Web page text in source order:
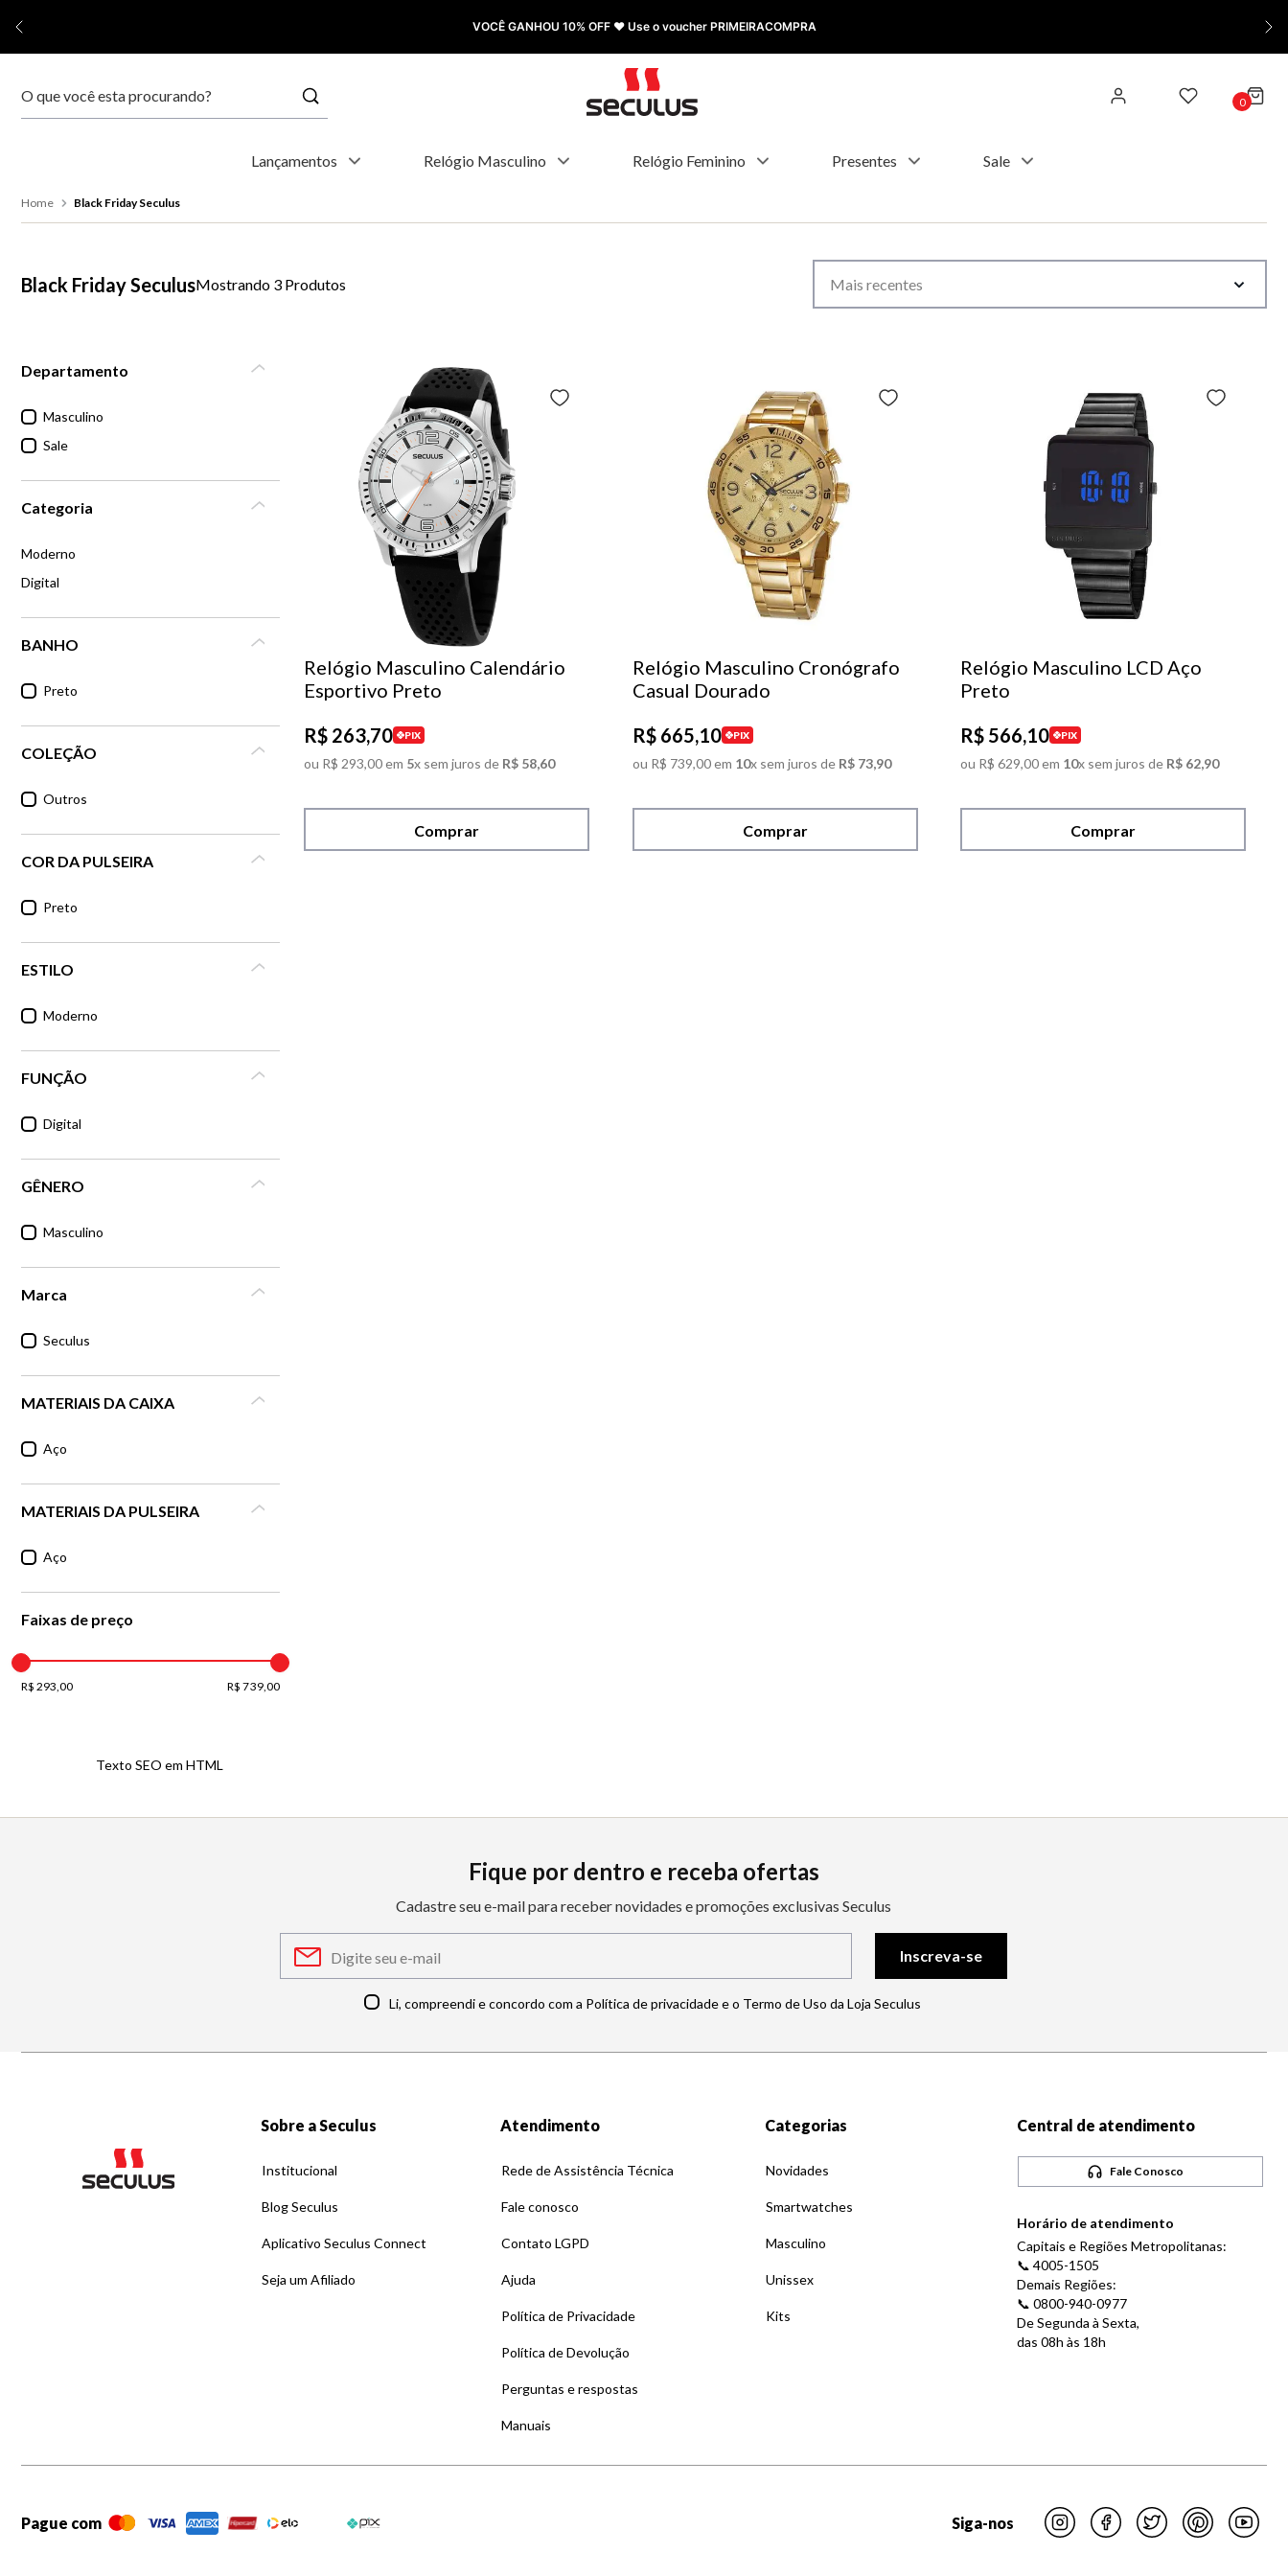
VOCÊ GANHOU 10% OFF ❤️ Use o voucher PRIMEIRACOMPRA
0
Lançamentos Relógio Masculino Relógio Feminino Presentes Sale
Black Friday Seculus
Black Friday Seculus 3 Produtos Mais recentes
Departamento
Masculino
Sale
Categoria
Moderno
Digital
BANHO
Preto
COLEÇÃO
Outros
COR DA PULSEIRA
Preto
ESTILO
Moderno
FUNÇÃO
Digital
GÊNERO
Masculino
Marca
Seculus
MATERIAIS DA CAIXA
Aço
MATERIAIS DA PULSEIRA
Aço
Faixas de preço
R$ 293,00 R$ 739,00
Relógio Masculino Calendário
Esportivo Preto
R$ 263,70 PIX
ou R$ 293,00em 5x sem juros de R$ 58,60
Comprar
Relógio Masculino Cronógrafo
Casual Dourado
R$ 665,10 PIX
ou R$ 739,00 em 10x sem juros de R$ 73,90
Comprar
Relógio Masculino LCD Aço
Preto
R$ 566,10 PIX
ou R$ 629,00em 10x sem juros de R$ 62,90
Comprar
Texto SEO em HTML
Fique por dentro e receba ofertas
Cadastre seu e-mail para receber novidades e promoções exclusivas Seculus
Inscreva-se
Li, compreendi e concordo com a Política de privacidade e o Termo de Uso da Loja Seculus
Sobre a Seculus
Institucional
Blog Seculus
Aplicativo Seculus Connect
Seja um Afiliado
Atendimento
Rede de Assistência Técnica
Fale conosco
Contato LGPD
Ajuda
Política de Privacidade
Política de Devolução
Perguntas e respostas
Manuais
Categorias
Novidades
Smartwatches
Masculino
Unissex
Kits
Central de atendimento
Fale Conosco
Horário de atendimento
Capitais e Regiões Metropolitanas:
📞 4005-1505
Demais Regiões:
📞 0800-940-0977
De Segunda à Sexta,
das 08h às 18h
Pague com Siga-nos
1 º relógio feminino
7º
9º social